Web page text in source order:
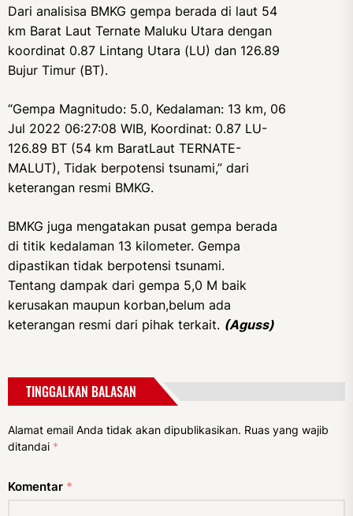
Dari analisisa BMKG gempa berada di laut 54
km Barat Laut Ternate Maluku Utara dengan
koordinat 0.87 Lintang Utara (LU) dan 126.89
Bujur Timur (BT).
“Gempa Magnitudo: 5.0, Kedalaman: 13 km, 06
Jul 2022 06:27:08 WIB, Koordinat: 0.87 LU-
126.89 BT (54 km BaratLaut TERNATE-
MALUT), Tidak berpotensi tsunami,” dari
keterangan resmi BMKG.
BMKG juga mengatakan pusat gempa berada
di titik kedalaman 13 kilometer. Gempa
dipastikan tidak berpotensi tsunami.
Tentang dampak dari gempa 5,0 M baik
kerusakan maupun korban,belum ada
keterangan resmi dari pihak terkait. (Aguss)
TINGGALKAN BALASAN
Alamat email Anda tidak akan dipublikasikan. Ruas yang wajib
ditandai *
Komentar *